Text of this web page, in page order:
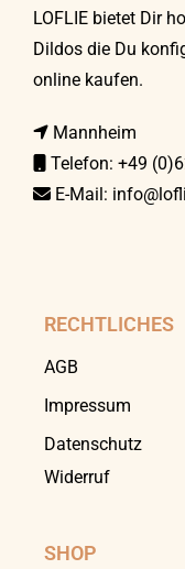
LOFLIE bietet Dir
Dildos die Du
online kaufen.
Mannheim
Telefon: +49
E-Mail:
RECHTLICHES
AGB
Impressum
Datenschutz
Widerruf
SHOP